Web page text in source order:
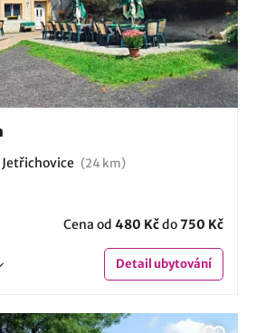
Jetřichovice (24 km)
Cena od 480 Kčdo750 Kč
Detailubytování